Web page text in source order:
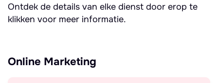
Ontdek de details van elke dienst door erop te
klikken voor meer informatie.
Online Marketing